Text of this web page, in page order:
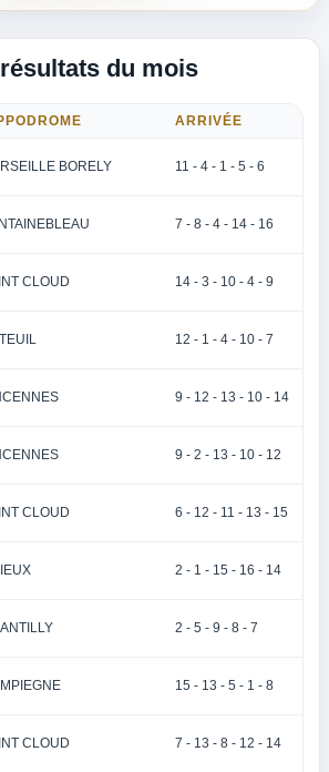
du mois
ARRIVÉE
BORELY 11 - 4 - 1 - 5 - 6
7 - 8 - 4 - 14 - 16
CLOUD 14 - 3 - 10 - 4 - 9
12 - 1 - 4 - 10 - 7
9 - 12 - 13 - 10 - 14
9 - 2 - 13 - 10 - 12
CLOUD 6 - 12 - 11 - 13 - 15
2 - 1 - 15 - 16 - 14
2 - 5 - 9 - 8 - 7
15 - 13 - 5 - 1 - 8
CLOUD 7 - 13 - 8 - 12 - 14